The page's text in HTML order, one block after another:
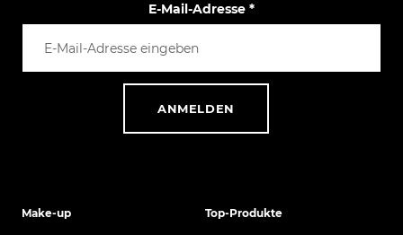
E-Mail-Adresse *
ANMELDEN
Make-up Top-Produkte